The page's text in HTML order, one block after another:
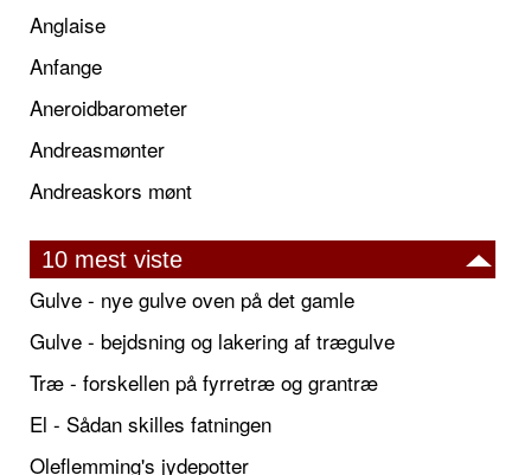
Anglaise
Anfange
Aneroidbarometer
Andreasmønter
Andreaskors mønt
10 mest viste
Gulve - nye gulve oven på det gamle
Gulve - bejdsning og lakering af trægulve
Træ - forskellen på fyrretræ og grantræ
El - Sådan skilles fatningen
Oleflemming's jydepotter